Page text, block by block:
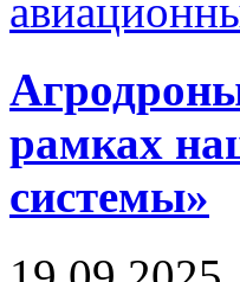
рамках
системы»